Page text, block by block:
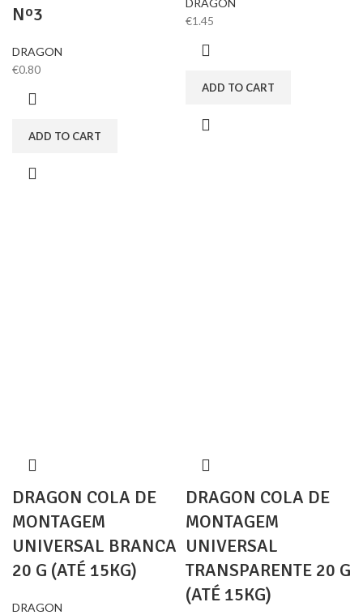
Nº3
DRAGON
€0.80
ADD TO CART
DRAGON
€1.45
ADD TO CART
DRAGON COLA DE
MONTAGEM
UNIVERSAL BRANCA
20 G (ATÉ 15KG)
DRAGON
DRAGON COLA DE
MONTAGEM
UNIVERSAL
TRANSPARENTE 20 G
(ATÉ 15KG)